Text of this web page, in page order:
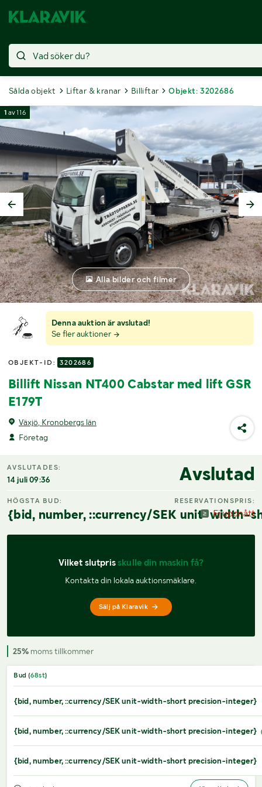
Sålda objekt Liftar & kranar Billiftar Objekt: 3202686
Denna auktion är avslutad!
Se fler auktioner
OBJEKT-ID: 3202686
Billift Nissan NT400 Cabstar med lift GSR
E179T
Växjö, Kronobergs län
Företag
1 av116
Alla bilder och filmer
AVSLUTADES:
14 juli 09:36 Avslutad
HÖGSTA BUD:
{bid, number, ::currency/SEK unit-width-
RESERVATIONSPRIS:
Ej uppnått
Vilket slutpris skulle din maskin få?
Kontakta din lokala auktionsmäklare.
Sälj på Klaravik
25% moms tillkommer
Bud (68st)
{bid, number, ::currency/SEK unit-width-short precision-integer}
{bid, number, ::currency/SEK unit-width-short precision-integer}
{bid, number, ::currency/SEK unit-width-short precision-integer}